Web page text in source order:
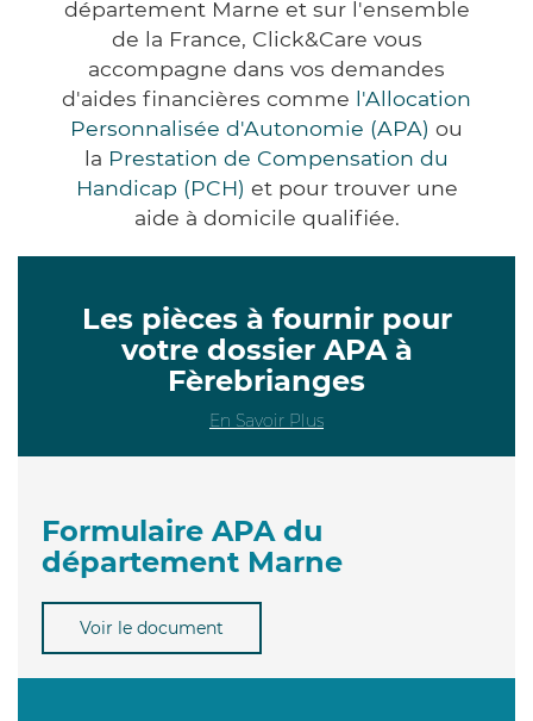
département Marne et sur l'ensemble
de la France, Click&Care vous
accompagne dans vos demandes
d'aides financières comme l'Allocation
Personnalisée d'Autonomie (APA) ou
la Prestation de Compensation du
Handicap (PCH) et pour trouver une
aide à domicile qualifiée.
Les pièces à fournir pour
votre dossier APA à
Fèrebrianges
En Savoir Plus
Formulaire APA du
département Marne
Voir le document